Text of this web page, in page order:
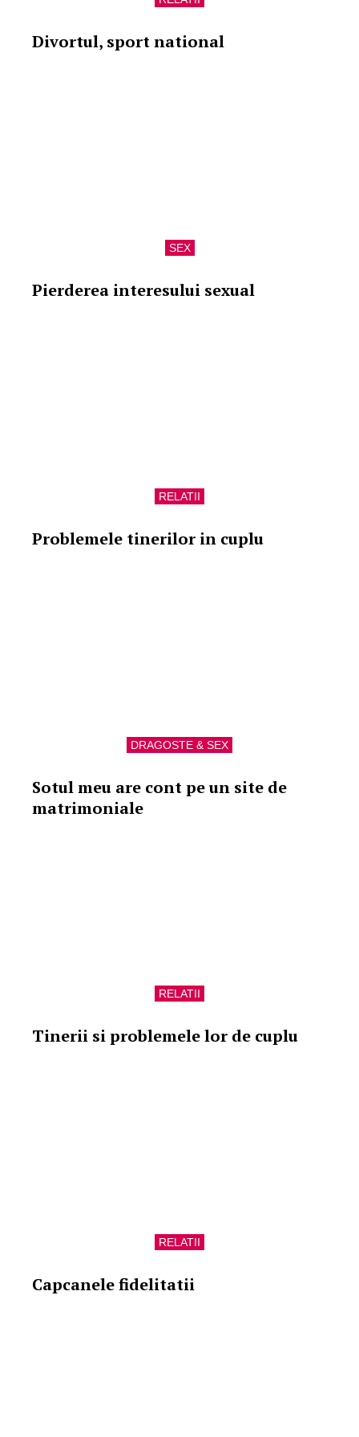
Divortul, sport national
SEX
Pierderea interesului sexual
RELATII
Problemele tinerilor in cuplu
DRAGOSTE & SEX
Sotul meu are cont pe un site de
matrimoniale
RELATII
Tinerii si problemele lor de cuplu
RELATII
Capcanele fidelitatii